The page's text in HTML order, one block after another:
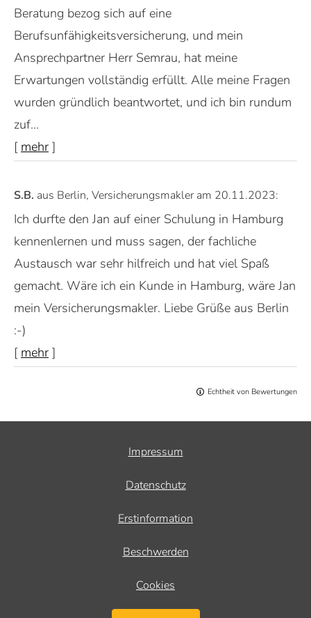
Beratung bezog sich auf eine
Berufsunfähigkeitsversicherung, und mein
Ansprechpartner Herr Semrau, hat meine
Erwartungen vollständig erfüllt. Alle meine Fragen
wurden gründlich beantwortet, und ich bin rundum
zuf...
[ mehr ]
S.B. aus Berlin, Ver­sicherungs­makler am 20.11.2023:
Ich durfte den Jan auf einer Schulung in Hamburg
kennenlernen und muss sagen, der fachliche
Austausch war sehr hilfreich und hat viel Spaß
gemacht. Wäre ich ein Kunde in Hamburg, wäre Jan
mein Ver­sicherungs­makler. Liebe Grüße aus Berlin
:-)
[ mehr ]
Echtheit von Bewertungen
Impressum
Datenschutz
Erstinformation
Beschwerden
Cookies